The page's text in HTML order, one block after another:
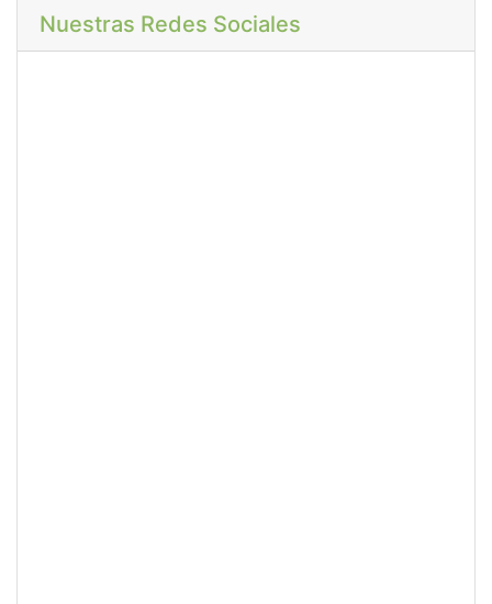
Nuestras Redes Sociales